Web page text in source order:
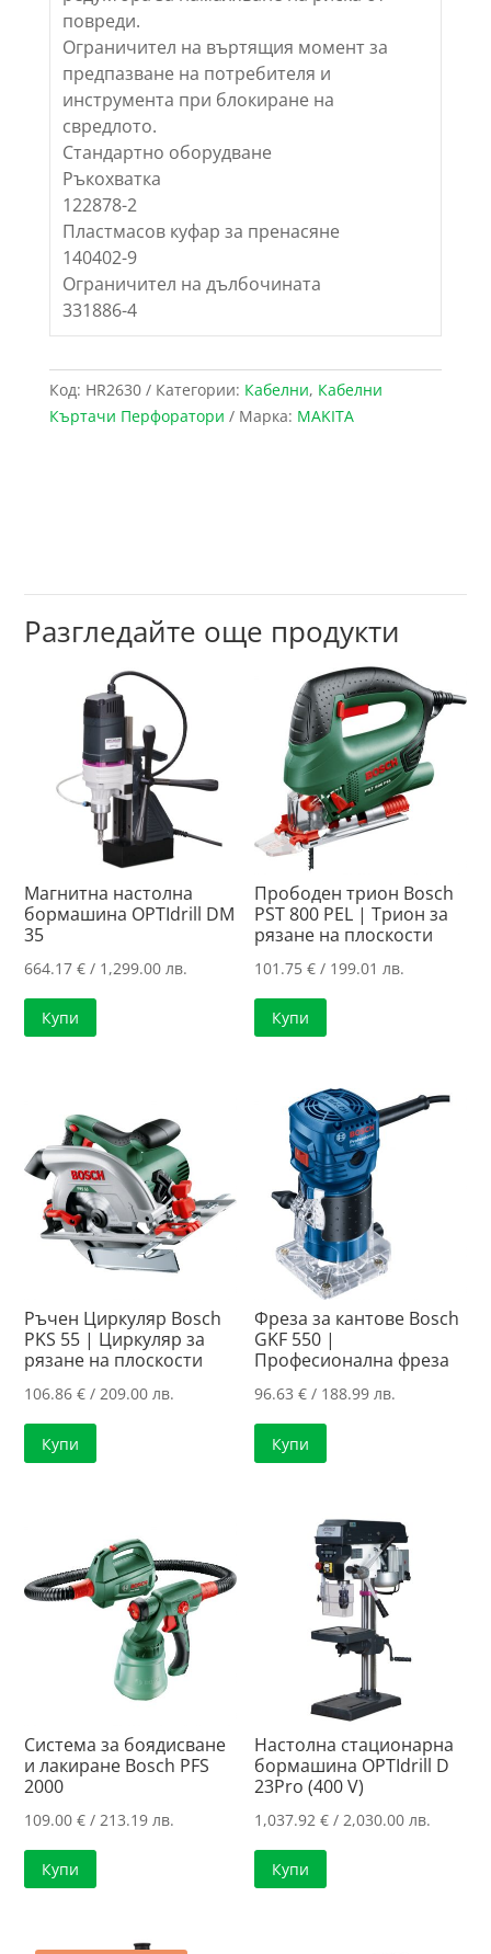
повреди.
Ограничител на въртящия момент за
предпазване на потребителя и
инструмента при блокиране на
свредлото.
Стандартно оборудване
Ръкохватка
122878-2
Пластмасов куфар за пренасяне
140402-9
Ограничител на дълбочината
331886-4
Код: HR2630 Категории: Кабелни, Кабелни
Къртачи Перфоратори
Марка: MAKITA
Разгледайте още продукти
Магнитна настолна
бормашина OPTIdrill DM
35
664.17€ / 1,299.00 лв.
Купи
Прободен трион Bosch
PST 800 PEL | Трион за
рязане на плоскости
101.75€ / 199.01 лв.
Купи
Ръчен Циркуляр Bosch
PKS 55 | Циркуляр за
рязанe нa плоскости
106.86€ / 209.00 лв.
Купи
Фреза за кантове Bosch
GKF 550 |
Професионална фреза
96.63€ / 188.99 лв.
Купи
Система за боядисване
и лакиране Bosch PFS
2000
109.00€ / 213.19 лв.
Купи
Настолна стационарна
бормашина OPTIdrill D
23Pro (400 V)
1,037.92€ / 2,030.00 лв.
Купи